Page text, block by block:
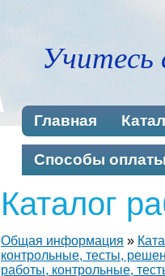
Учитесь
Главная
Способы
Каталог
Общая информация »
контрольные, тесты,
работы, контрольные,